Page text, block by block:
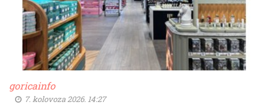
goricainfo
7. kolovoza 2026. 14:27